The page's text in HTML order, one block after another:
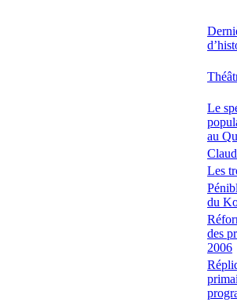
Le
au
Les
du
des
2006